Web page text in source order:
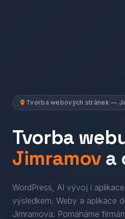
Tvorba webových stránek —
Tvorba
Jimramova
WordPress, AI vývoj i
výsledkem. Weby a aplikace
Jimramova. Pomáháme